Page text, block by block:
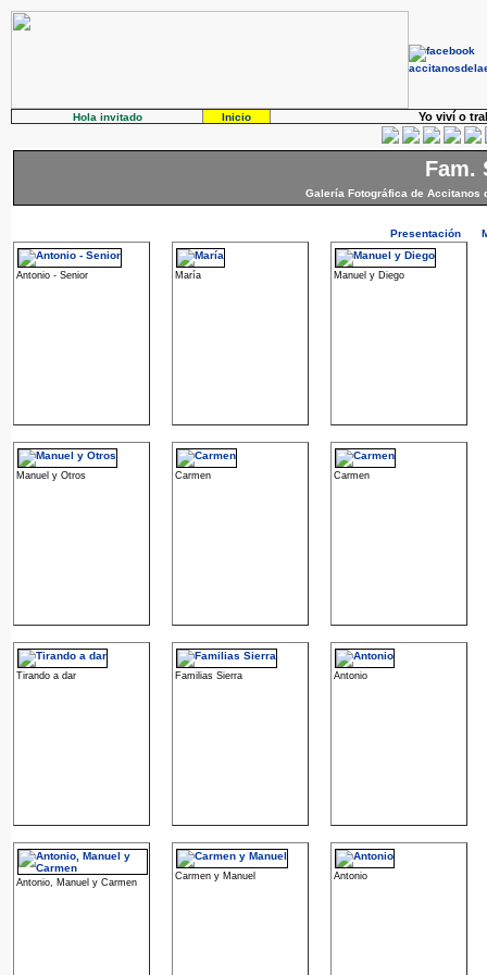
Hola invitado Inicio Yo viví o
Fam.
Galería Fotográfica de Accitanos
Presentación
Antonio - Senior María Manuel y Diego
Manuel y Otros Carmen Carmen
Tirando a dar Familias Sierra Antonio
Antonio, Manuel y Carmen
Carmen y Manuel Antonio